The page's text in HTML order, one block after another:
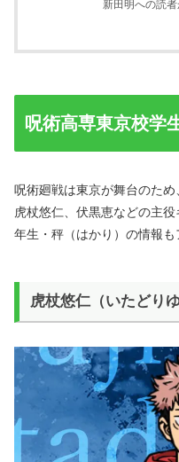
新田明への読
呪術高専東京校学
呪術廻戦は東京が舞台のため
虎杖悠仁、伏黒恵などの主
年生・秤（はかり）の情報も
虎杖悠仁（いたどりゆ